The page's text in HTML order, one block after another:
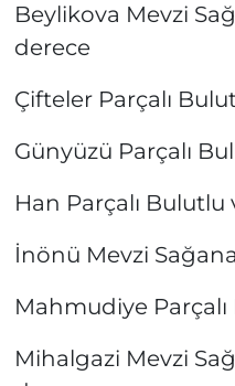
Beylikova Mevzi
derece
Çifteler Parçalı
Günyüzü Parçalı
Han Parçalı Bulutlu
İnönü Mevzi
Mahmudiye
Mihalgazi Mevzi